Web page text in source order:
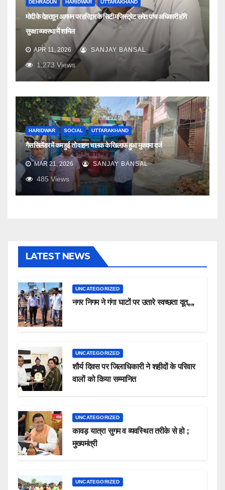
DEHRADUN HARIDWAR UTTARAKHAND
मोदी के देहरादून आगमन पर हरिद्वार के सिटी मजिस्ट्रेट समेत पांच अधिकारी होंगे
सुरक्षा व्यवस्था में शामिल
APR 11, 2026 SANJAY BANSAL
1,273Views
HARIDWAR SOCIAL UTTARAKHAND
गैस सिलेंडर में कम हुई तो वाहन चालक के खिलाफ हुआ मुकदमा दर्ज
MAR 21, 2026 SANJAY BANSAL
485 Views
LATEST NEWS
UNCATEGORIZED
नगर निगम ने गंगा घाटों पर उतारे स्वच्छता दूत,,,,
UNCATEGORIZED
शौर्य दिवस पर जिलाधिकारी ने शहीदों के परिवार
वालों को किया सम्मानित
UNCATEGORIZED
कावड़ यात्रा सुगम व व्यवस्थित तरीके से हो ;
मुख्यमंत्री
UNCATEGORIZED